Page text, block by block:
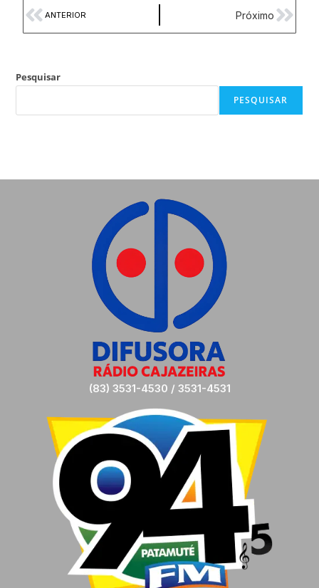
ANTERIOR Próximo
Pesquisar
PESQUISAR
(83) 3531-4530 / 3531-4531